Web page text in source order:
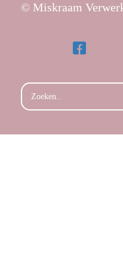
© Miskraam